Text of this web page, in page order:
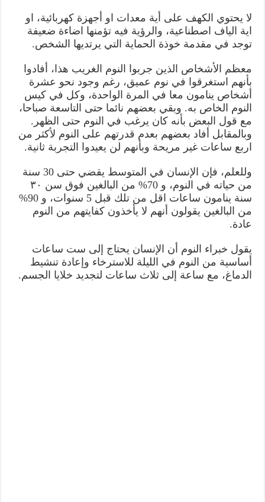
لا يحتوي الكهف على أية معدات او أجهزة كهربائية، او
اية الياف اصطناعية، والرؤية فيه تؤمنها اضاءة ضعيفة
توجد في مقدمة خوذة الحماية التي يرتديها الشخص.
معظم الأشخاص الذين جربوا النوم الغريب هذا، أفادوا
بأنهم استغرقوا في نوم عميق، رغم وجود نحو عشرة
أشخاص ينامون معا في المرة الواحدة، وكل في كيس
النوم الخاص به. وبقي بعضهم نائما حتى التاسعة صباحا،
مع قول البعض بأنه كان يرغب في النوم حتى الظهر.
وبالمقابل أفاد بعضهم بعدم قدرتهم على النوم لأكثر من
اربع ساعات غير مريحة وبأنهم لن يعيدوا التجربة ثانية.
وللعلم، فإن الإنسان في المتوسط يقضي حتى 30 سنة
من حياته في النوم، و 70% من البالغين فوق سن ۳۰
سنة ينامون ساعات اقل من تلك قبل 5 سنوات، و 90%
من البالغين يقولون أنهم لا يأخذون كفايتهم من النوم
عادة.
يقول خبراء النوم أن الإنسان يحتاج إلى ست ساعات
أساسية من النوم في الليلة للاسترخاء وإعادة تنشيط
الدماغ، مع ساعة إلى ثلاث ساعات لتجديد خلايا الجسم.